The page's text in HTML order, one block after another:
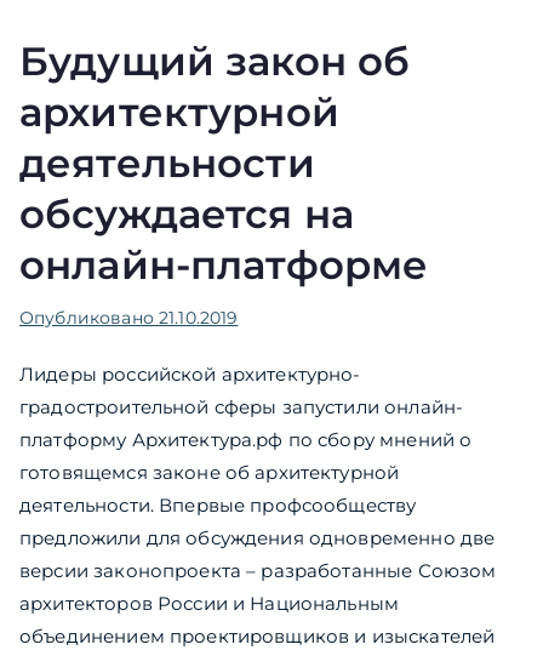
Будущий закон об
архитектурной
деятельности
обсуждается на
онлайн-платформе
Опубликовано 21.10.2019
Лидеры российской архитектурно-
градостроительной сферы запустили онлайн-
платформу Архитектура.рф по сбору мнений о
готовящемся законе об архитектурной
деятельности. Впервые профсообществу
предложили для обсуждения одновременно две
версии законопроекта – разработанные Союзом
архитекторов России и Национальным
объединением проектировщиков и изыскателей